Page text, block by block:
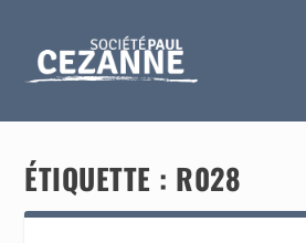
ÉTIQUETTE : R028